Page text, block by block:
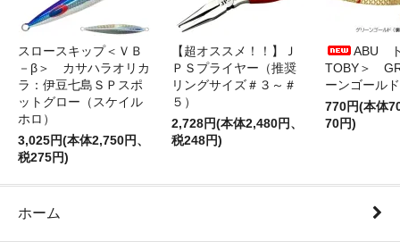
スロースキップ＜ＶＢ
－β＞ カサハラオリカ
ラ：伊豆七島ＳＰスポ
ットグロー（スケイル
ホロ）
3,025円(本体2,750円、
税275円)
【超オススメ！！】Ｊ
ＰＳプライヤー（推奨
リングサイズ＃３～＃
５）
2,728円(本体2,480円、
税248円)
ABU
TOBY＞
ーンゴールド
770円(本体
70円)
ホーム